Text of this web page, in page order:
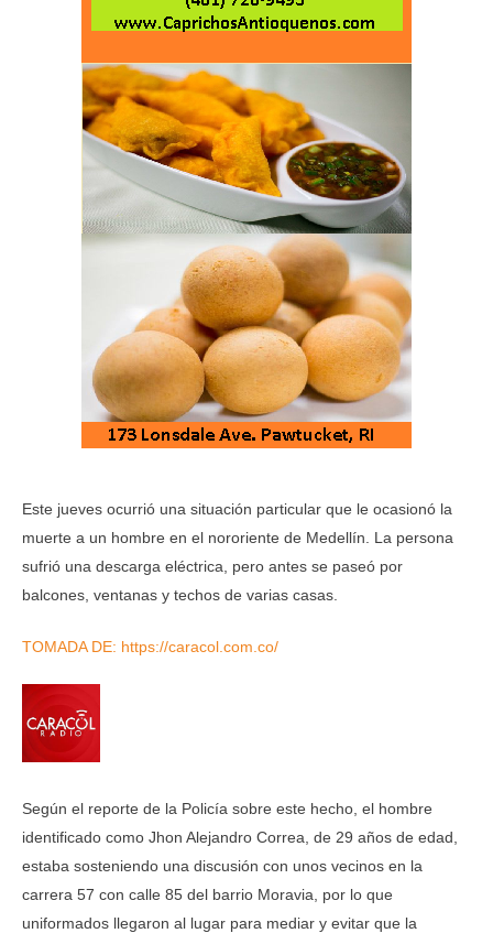
Este jueves ocurrió una situación particular que le ocasionó la
muerte a un hombre en el nororiente de Medellín. La persona
sufrió una descarga eléctrica, pero antes se paseó por
balcones, ventanas y techos de varias casas.
TOMADA DE: https://caracol.com.co/
Según el reporte de la Policía sobre este hecho, el hombre
identificado como Jhon Alejandro Correa, de 29 años de edad,
estaba sosteniendo una discusión con unos vecinos en la
carrera 57 con calle 85 del barrio Moravia, por lo que
uniformados llegaron al lugar para mediar y evitar que la